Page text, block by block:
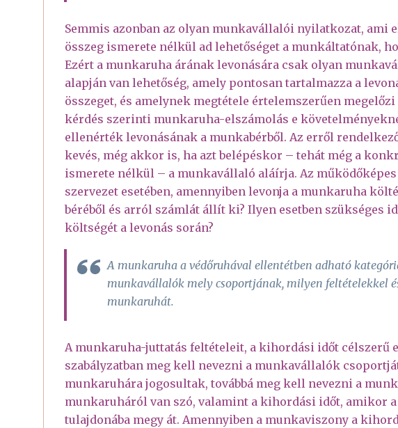
Semmis azonban az olyan munkavállalói nyilatkozat, ami
összeg ismerete nélkül ad lehetőséget a munkáltatónak,
Ezért a munkaruha árának levonására csak olyan
alapján van lehetőség, amely pontosan tartalmazza a
összeget, és amelynek megtétele értelemszerűen
kérdés szerinti munkaruha-elszámolás e
ellenérték levonásának a munkabérből. Az erről
kevés, még akkor is, ha azt belépéskor – tehát még a
ismerete nélkül – a munkavállaló aláírja. Az
szervezet esetében, amennyiben levonja a munkaruha
béréből és arról számlát állít ki? Ilyen esetben szükséges
költségét a levonás során?
A munkaruha a védőruhával ellentétben adható
munkavállalók mely csoportjának, milyen feltételekkel
munkaruhát.
A munkaruha-juttatás feltételeit, a kihordási időt célszerű
szabályzatban meg kell nevezni a munkavállalók
munkaruhára jogosultak, továbbá meg kell nevezni a
munkaruháról van szó, valamint a kihordási időt, amikor
tulajdonába megy át. Amennyiben a munkaviszony a